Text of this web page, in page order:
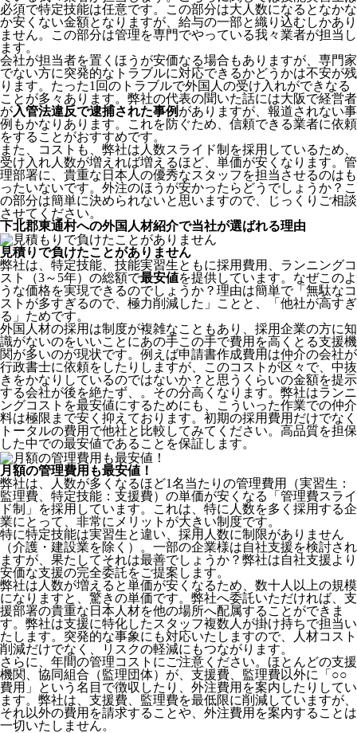
必須で特定技能は任意です。この部分は大人数になるとなかな
か安くない金額となりますが、給与の一部と織り込むしかあり
ません。この部分は管理を専門でやっている我々業者が担当し
ます。
会社が担当者を置くほうが安価なる場合もありますが、専門家
でない方に突発的なトラブルに対応できるかどうかは不安が残
ります。たった1回のトラブルで外国人の受け入れができなる
ことが多々あります。弊社の代表の聞いた話には大阪で経営者
が入管法違反で逮捕された事例 がありますが、報道されない事
例もかなりあります。これを防ぐため、信頼できる業者に依頼
をすることがおすすめです。
また、コストも、弊社は人数スライド制を採用しているため、
受け入れ人数が増えれば増えるほど、単価が安くなります。管
理部署に、貴重な日本人の優秀なスタッフを担当させるのはも
ったいないです。外注のほうが安かったらどうでしょうか？こ
の部分は簡単に決められないと思いますので、じっくりご相談
させてください。
下北郡東通村への外国人材紹介で当社が選ばれる理由
見積りで負けたことがありません
弊社は、特定技能、技能実習生ともに採用費用、ランニングコ
スト（3～5年）の総額で最安値を提供しています。なぜこのよ
うな価格を実現できるのでしょうか？理由は簡単で「無駄なコ
ストが多すぎるので、極力削減した」ことと、
「他社が高すぎ
る」 ためです。
外国人材の採用は制度が複雑なこともあり、採用企業の方に知
識がないのをいいことにあの手この手で費用を高くとる支援機
関が多いのが現状です。例えば申請書作成費用は仲介の会社が
行政書士に依頼をしたりしますが、このコストが区々で、中抜
きをかなりしているのではないか？と思うくらいの金額を提示
する会社が後を絶たず、。その分高くなります。弊社はランニ
ングコストを最安値にするためにも、こういった作業での仲介
料は極限まで安く抑えております。 初期の採用費用だけでなく
トータルの費用で他社と比較してみてください。 高品質を担保
した中での最安値であることを保証します。
月額の管理費用も最安値！
弊社は、
人数が多くなるほど1名当たりの管理費用（実習生：
監理費、特定技能：支援費）の単価が安くなる「管理費スライ
ド制」を採用 しています。これは、特に人数を多く採用する企
業にとって、非常にメリットが大きい制度です。
特に特定技能は実習生と違い、採用人数に制限がありません
（介護・建設業を除く）。一部の企業様は自社支援を検討され
ますが、果たしてそれは最善でしょうか？弊社は自社支援より
安価な支援の完全委託をご提案します。
弊社は人数が増えると単価が安くなるため、数十人以上の規模
になりますと、驚きの単価です。弊社へ委託いただければ、支
援部署の貴重な日本人材を他の場所へ配属することができま
す。弊社は支援に特化したスタッフ複数人が掛け持ちで担当い
たします。突発的な事象にも対応いたしますので、人材コスト
削減だけでなく、リスクの軽減にもつながります。
さらに、年間の管理コストにご注意ください。ほとんどの支援
機関、協同組合（監理団体）が、支援費、監理費以外に「○○
費用」という名目で徴収したり、外注費用を案内したりしてい
ます。弊社は、支援費、監理費を最低限に削減していますが、
それ以外の費用を請求することや、外注費用を案内することは
一切いたしません。